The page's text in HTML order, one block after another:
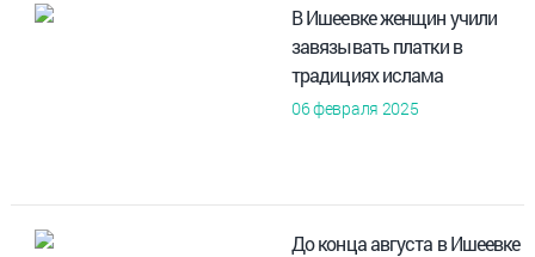
В Ишеевке женщин учили
завязывать платки в
традициях ислама
06 февраля 2025
До конца августа в Ишеевке